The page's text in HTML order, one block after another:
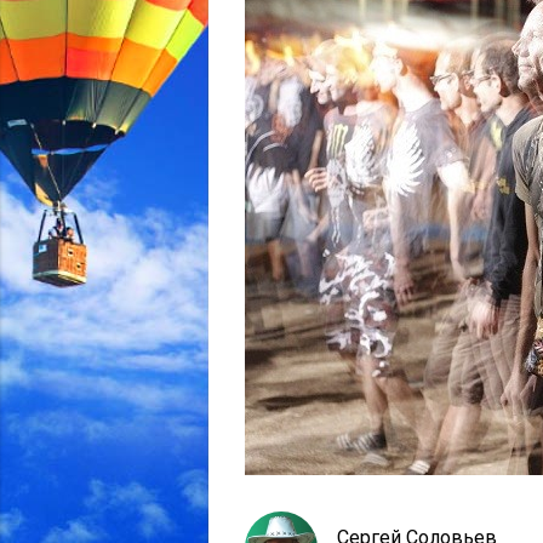
Сергей Соловьев